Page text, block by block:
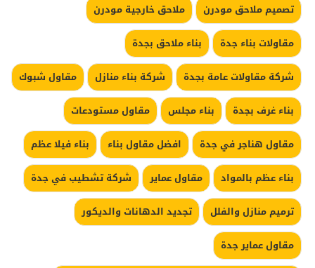
تصميم ملاحق مودرن
ملاحق خارجية مودرن
مقاولات بناء جدة
بناء ملاحق بجدة
شركة مقاولات عامة بجدة
شركة بناء منازل
مقاول شبوك
بناء غرف بجدة
بناء مجلس
مقاول مستودعات
مقاول هناجر في جدة
افضل مقاول بناء
بناء فيلا عظم
بناء عظم بالمواد
مقاول عماير
شركة تشطيب في جدة
ترميم منازل والفلل
تجديد الدهانات والديكور
مقاول عماير جدة